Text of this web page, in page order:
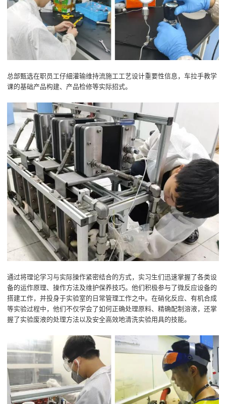
总部甄选在职员工仔細灌输维持流施工工艺设计重要性信息，车拉手教学
课的基础产品构建、产品检修等实际招式。
通过将理论学习与实际操作紧密结合的方式，实习生们迅速掌握了各类设
备的运作原理、操作方法及维护保养技巧。他们积极参与了微反应设备的
搭建工作，并投身于实验室的日常管理工作之中。在硝化反应、有机合成
等实验过程中，他们不仅学会了如何正确处理原料、精确配制溶液，还掌
握了实验废液的处理方法以及安全高效地清洗实验用具的技能。